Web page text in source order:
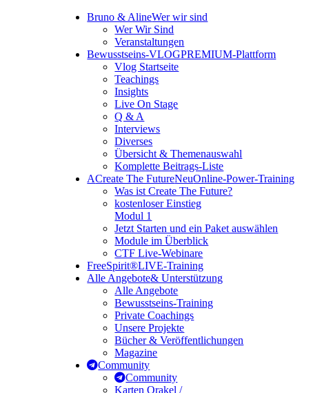
Bruno & AlineWer wir sind
Wer Wir Sind
Veranstaltungen
Bewusstseins-VLOGPREMIUM-Plattform
Vlog Startseite
Teachings
Insights
Live On Stage
Q & A
Interviews
Diverses
Übersicht & Themenauswahl
Komplette Beitrags-Liste
ACreate The FutureNeuOnline-Power-Training
Was ist Create The Future?
kostenloser Einstieg
Modul 1
Jetzt Starten und ein Paket auswählen
Module im Überblick
CTF Live-Webinare
FreeSpirit®LIVE-Training
Alle Angebote& Unterstützung
Alle Angebote
Bewusstseins-Training
Private Coachings
Unsere Projekte
Bücher & Veröffentlichungen
Magazine
Community
Community
Karten Orakel /